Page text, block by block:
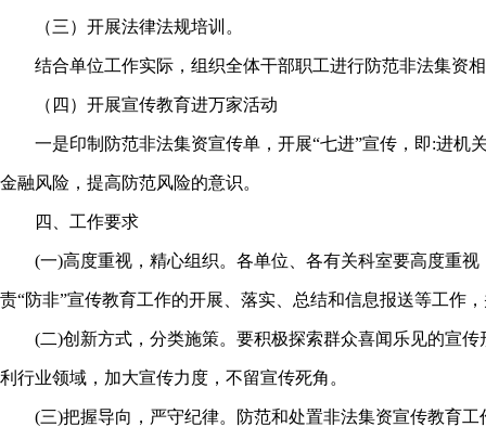
（三）开展法律法规培训。
结合单位工作实际，组织全体干部职工进行防范非法集资相
（四）开展宣传教育进万家活动
一是印制防范非法集资宣传单，开展“七进”宣传，即:进机
金融风险，提高防范风险的意识。
四、工作要求
(一)高度重视，精心组织。各单位、各有关科室要高度重视
责“防非”宣传教育工作的开展、落实、总结和信息报送等工作
(二)创新方式，分类施策。要积极探索群众喜闻乐见的宣传
利行业领域，加大宣传力度，不留宣传死角。
(三)把握导向，严守纪律。防范和处置非法集资宣传教育工